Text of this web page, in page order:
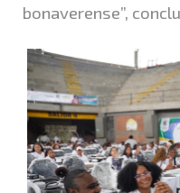
bonaverense”,